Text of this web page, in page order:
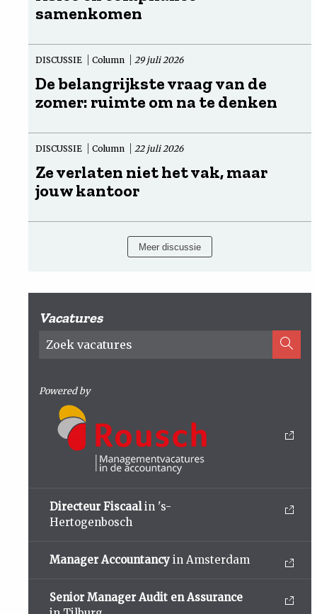
samenkomen
DISCUSSIE Column 29 juli 2026
De belangrijkste vraag van de
zomer: ruimte om na te denken
DISCUSSIE Column 22 juli 2026
Ze verlaten niet het vak, maar
jouw kantoor
Meer discussie
Vacatures
Powered by
Directeur Fiscaalin 's-
Hertogenbosch
Manager Accountancy in Amsterdam
Senior Manager Audit en Assurance